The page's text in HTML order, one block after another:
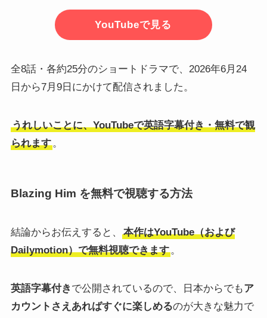
YouTubeで見る
全8話・各約25分のショートドラマで、2026年6月24
日から7月9日にかけて配信されました。
うれしいことに、YouTubeで英語字幕付き・無料で観
られます。
Blazing Him を無料で視聴する方法
結論からお伝えすると、
本作はYouTube（および
Dailymotion）で無料視聴できます。
英語字幕付き で公開されているので、日本からでもア
カウントさえあればすぐに楽しめるのが大きな魅力で